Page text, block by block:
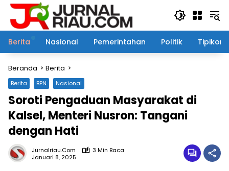
Langsung
konten
Berita
Nasional Pemerintahan Politik Tipikor
Beranda Berita
Berita BPN Nasional
Soroti Pengaduan Masyarakat di
Kalsel, Menteri Nusron: Tangani
dengan Hati
Jurnalriau.com
3 Min Baca
Januari 8, 2025